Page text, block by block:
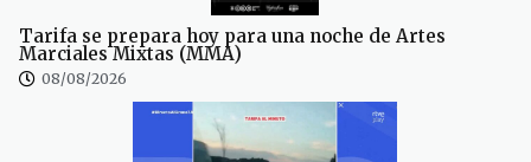
Tarifa se prepara hoy para una noche de Artes
Marciales Mixtas (MMA)
08/08/2026